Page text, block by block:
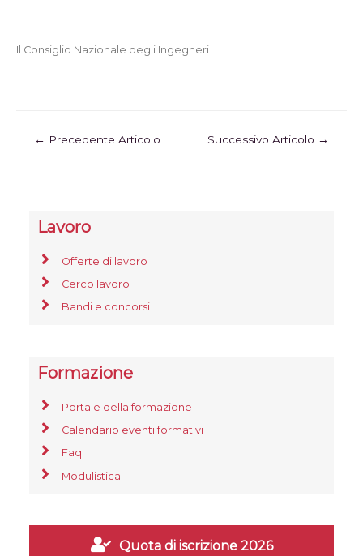
Il Consiglio Nazionale degli Ingegneri
← Precedente Articolo Successivo Articolo →
Lavoro
Offerte di lavoro
Cerco lavoro
Bandi e concorsi
Formazione
Portale della formazione
Calendario eventi formativi
Faq
Modulistica
Quota di iscrizione 2026